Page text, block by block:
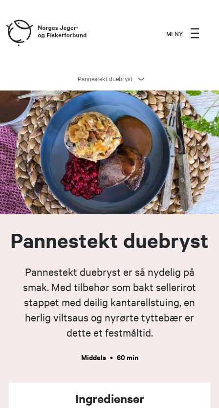
MENY
Pannestekt duebryst
Pannestekt duebryst
Pannestekt duebryst er så nydelig på
smak. Med tilbehør som bakt sellerirot
stappet med deilig kantarellstuing, en
herlig viltsaus og nyrørte tyttebær er
dette et festmåltid.
Middels • 60 min
Ingredienser